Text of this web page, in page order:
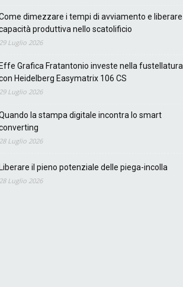
dimezzare i tempi di avviamento e liberare
produttiva nello scatolificio
Luglio 2026
Grafica Fratantonio investe nella fustellatura
Heidelberg Easymatrix 106 CS
Luglio 2026
la stampa digitale incontra lo smart
Luglio 2026
il pieno potenziale delle piega-incolla
Luglio 2026